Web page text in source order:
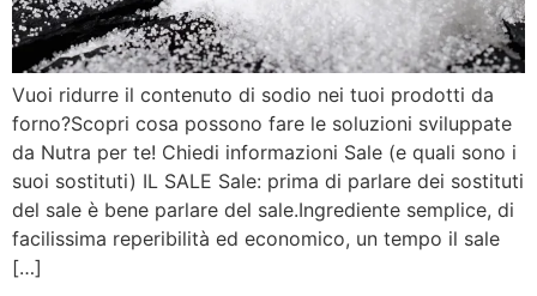
Vuoi ridurre il contenuto di sodio nei tuoi prodotti da
forno?Scopri cosa possono fare le soluzioni sviluppate
da Nutra per te! Chiedi informazioni Sale (e quali sono i
suoi sostituti) IL SALE Sale: prima di parlare dei sostituti
del sale è bene parlare del sale.Ingrediente semplice, di
facilissima reperibilità ed economico, un tempo il sale
[…]